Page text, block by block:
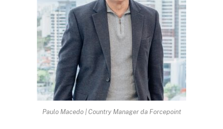
Paulo Macedo | Country Manager da Forcepoint